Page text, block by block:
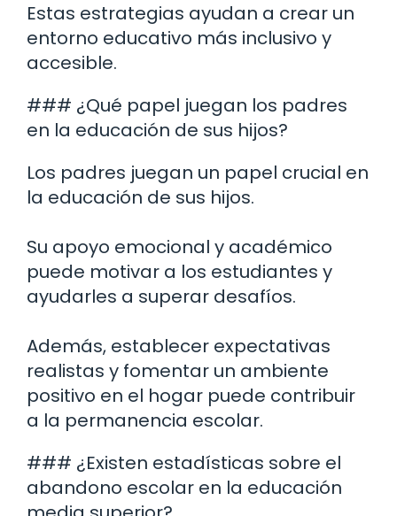
Estas estrategias ayudan a crear un
entorno educativo más inclusivo y
accesible.
### ¿Qué papel juegan los padres
en la educación de sus hijos?
Los padres juegan un papel crucial en
la educación de sus hijos.
Su apoyo emocional y académico
puede motivar a los estudiantes y
ayudarles a superar desafíos.
Además, establecer expectativas
realistas y fomentar un ambiente
positivo en el hogar puede contribuir
a la permanencia escolar.
### ¿Existen estadísticas sobre el
abandono escolar en la educación